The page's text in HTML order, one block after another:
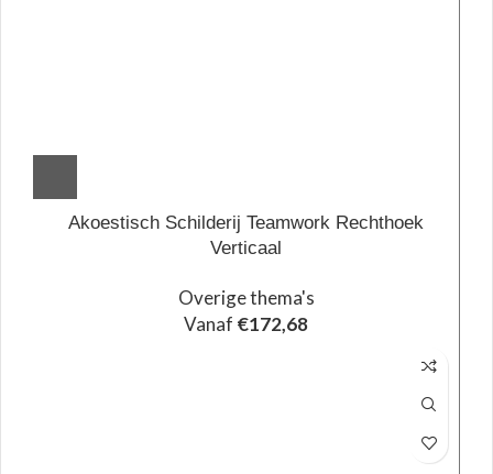
Akoestisch Schilderij Teamwork Rechthoek
Verticaal
Overige thema's
Vanaf €172,68